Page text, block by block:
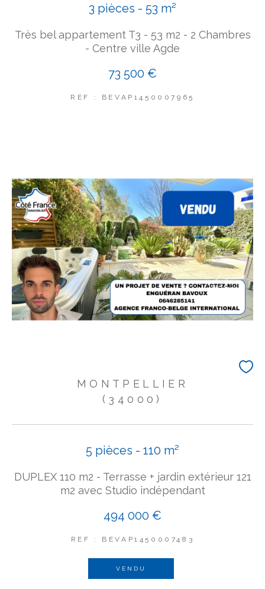
3 pièces - 53 m²
Très bel appartement T3 - 53 m2 - 2 Chambres
- Centre ville Agde
73 500 €
REF : BEVAP1450007965
MONTPELLIER
(34000)
5 pièces - 110 m²
DUPLEX 110 m2 - Terrasse + jardin extérieur 121
m2 avec Studio indépendant
494 000 €
REF : BEVAP1450007483
VENDU